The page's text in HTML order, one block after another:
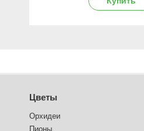
Цветы
Орхидеи
Пионы